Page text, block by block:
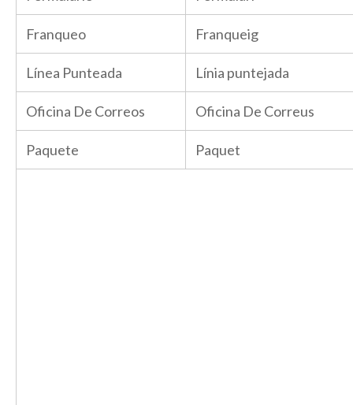
Franqueo Franqueig
Línea Punteada Línia puntejada
Oficina De Correos Oficina De Correus
Paquete Paquet